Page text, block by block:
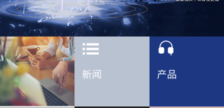
新闻 产品